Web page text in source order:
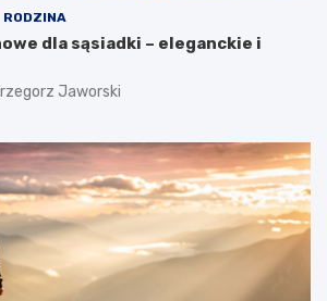
RODZINA
dla sąsiadki – eleganckie i
Jaworski